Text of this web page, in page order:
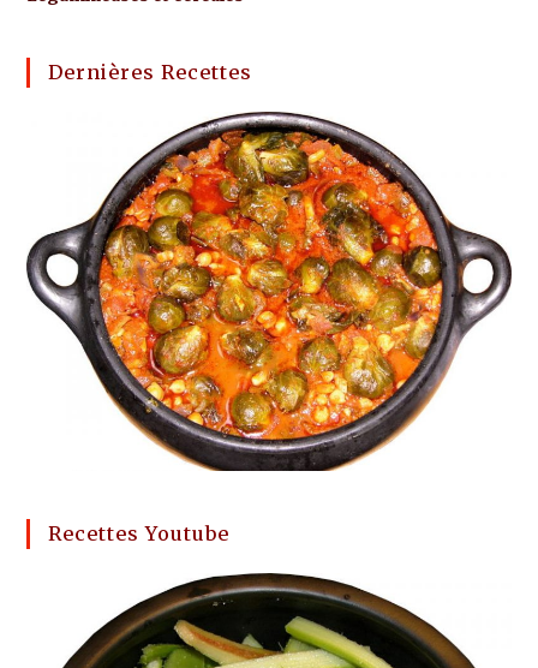
Dernières Recettes
Recettes Youtube